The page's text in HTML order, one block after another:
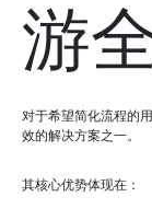
游
对于希望简化流程的
效的解决方案之一。
其核心优势体现在：